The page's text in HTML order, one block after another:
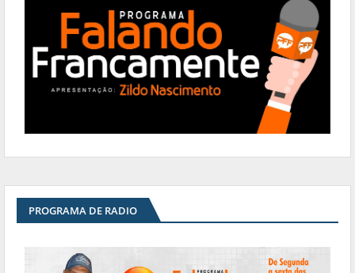
PROGRAMA DE RADIO